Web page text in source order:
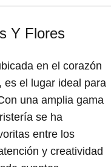
Y Flores
en el corazón
es el lugar ideal para
una amplia gama
se ha
entre los
y creatividad